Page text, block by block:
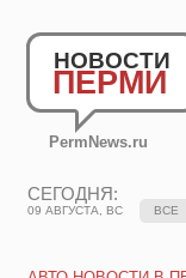
НОВОСТИ
ПЕРМИ
PermNews.ru
СЕГОДНЯ:
09 АВГУСТА, ВС ВСЕ